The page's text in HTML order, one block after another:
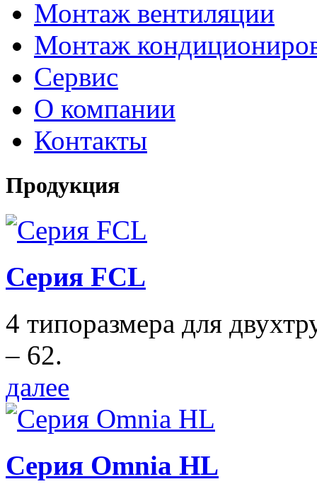
Монтаж вентиляции
Монтаж
Сервис
О компании
Контакты
Продукция
Серия FCL
4 типоразмера для
– 62.
далее
Серия Omnia HL